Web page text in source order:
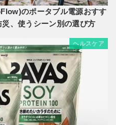
のポータブル電源おすす
、使うシーン別の選び方
ヘルスケア